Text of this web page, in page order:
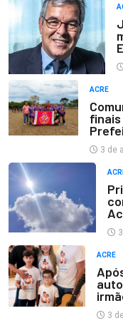
ACRE
finais
3 de
ACRE
3